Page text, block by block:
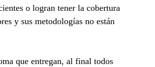
o logran tener la cobertura
y sus metodologías no están
que entregan, al final todos